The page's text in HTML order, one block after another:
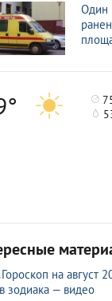
Один
на август
зодиака — видео